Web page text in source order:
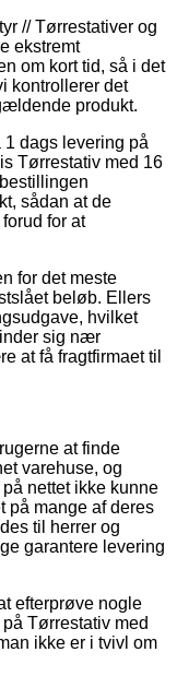
// Tørrestativer og
ekstremt
om kort tid, så i det
kontrollerer det
produkt.
1 dags levering på
Tørrestativ med 16
sådan at de
for at
for det meste
beløb. Ellers
hvilket
sig nær
at få fragtfirmaet til
at finde
varehuse, og
nettet ikke kunne
på mange af deres
til herrer og
garantere levering
efterprøve nogle
Tørrestativ med
ikke er i tvivl om